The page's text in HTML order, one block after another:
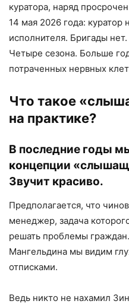
куратора, наряд
14 мая 2026 года: куратор
исполнителя. Бригады
Четыре сезона. Больше
потраченных нервных
Что такое
на практике?
В последние годы
концепции
Звучит красиво.
Предполагается, что
менеджер, задача
решать проблемы
Мангельдина мы видим
отписками.
Ведь никто не нахамил